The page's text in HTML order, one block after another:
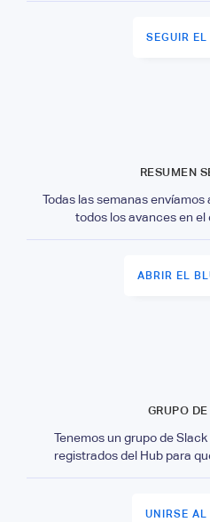
SEGUIR
RESUMEN
Todas las semanas
todos los avances en el
ABRIR EL
GRUPO
Tenemos un grupo de
registrados del Hub para
UNIRSE AL